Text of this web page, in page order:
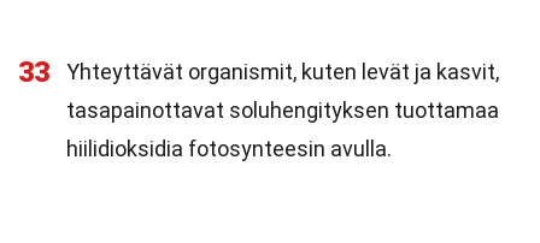
33
Yhteyttävät organismit, kuten levät ja kasvit,
tasapainottavat soluhengityksen tuottamaa
hiilidioksidia fotosynteesin avulla.